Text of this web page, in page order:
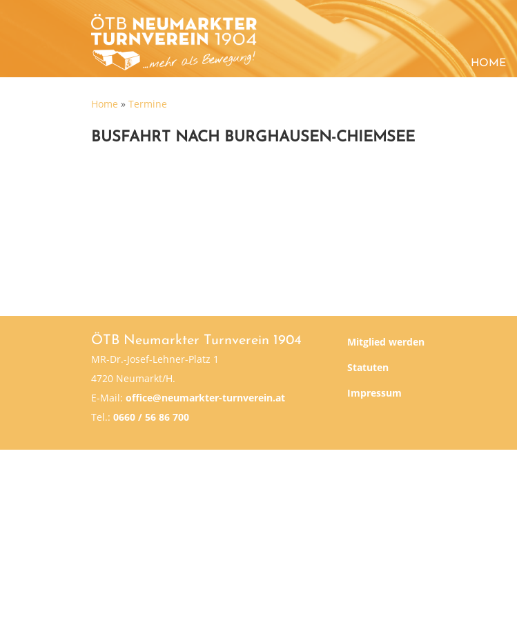
HOME
Home » Termine
BUSFAHRT NACH BURGHAUSEN-CHIEMSEE
ÖTB Neumarkter Turnverein 1904
MR-Dr.-Josef-Lehner-Platz 1
4720 Neumarkt/H.
E-Mail: office@neumarkter-turnverein.at
Tel.: 0660 / 56 86 700
Mitglied werden
Statuten
Impressum